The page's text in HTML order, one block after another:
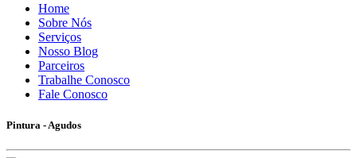
Home
Sobre Nós
Serviços
Nosso Blog
Parceiros
Trabalhe Conosco
Fale Conosco
Pintura - Agudos